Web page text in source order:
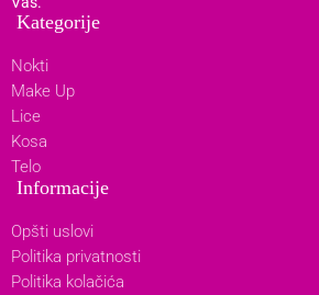
Kategorije
Nokti
Make Up
Lice
Kosa
Telo
Informacije
Opšti uslovi
Politika privatnosti
Politika kolačića